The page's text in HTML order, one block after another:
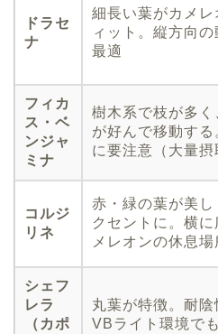
ドラセ
ナ
細長い葉がカメレ
ィット。縦方向
最適
フィカ
ス・ベ
ンジャ
ミナ
樹木系で枝が多く
が好んで移動す
に要注意（大量摂
コルジ
リネ
赤・緑の葉が美し
クセントに。横
メレオンの休息場
シェフ
レラ
（カポ
丸葉が特徴。耐
VBライト環境で